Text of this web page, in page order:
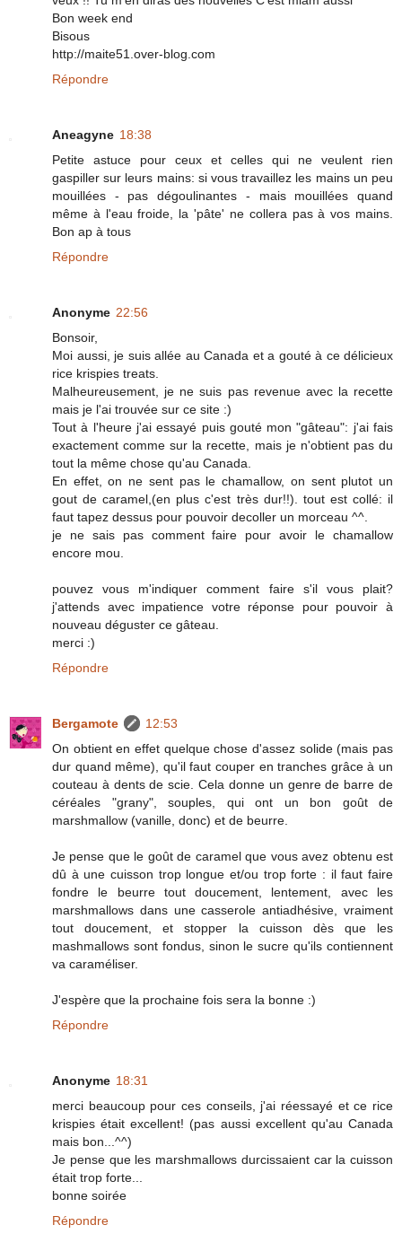
Bon week end
Bisous
http://maite51.over-blog.com
Répondre
Aneagyne 18:38
Petite astuce pour ceux et celles qui ne veulent rien
gaspiller sur leurs mains: si vous travaillez les mains un peu
mouillées - pas dégoulinantes - mais mouillées quand
même à l'eau froide, la 'pâte' ne collera pas à vos mains.
Bon ap à tous
Répondre
Anonyme 22:56
Bonsoir,
Moi aussi, je suis allée au Canada et a gouté à ce délicieux
rice krispies treats.
Malheureusement, je ne suis pas revenue avec la recette
mais je l'ai trouvée sur ce site :)
Tout à l'heure j'ai essayé puis gouté mon "gâteau": j'ai fais
exactement comme sur la recette, mais je n'obtient pas du
tout la même chose qu'au Canada.
En effet, on ne sent pas le chamallow, on sent plutot un
gout de caramel,(en plus c'est très dur!!). tout est collé: il
faut tapez dessus pour pouvoir decoller un morceau ^^.
je ne sais pas comment faire pour avoir le chamallow
encore mou.
pouvez vous m'indiquer comment faire s'il vous plait?
j'attends avec impatience votre réponse pour pouvoir à
nouveau déguster ce gâteau.
merci :)
Répondre
Bergamote
12:53
On obtient en effet quelque chose d'assez solide (mais pas
dur quand même), qu'il faut couper en tranches grâce à un
couteau à dents de scie. Cela donne un genre de barre de
céréales "grany", souples, qui ont un bon goût de
marshmallow (vanille, donc) et de beurre.
Je pense que le goût de caramel que vous avez obtenu est
dû à une cuisson trop longue et/ou trop forte : il faut faire
fondre le beurre tout doucement, lentement, avec les
marshmallows dans une casserole antiadhésive, vraiment
tout doucement, et stopper la cuisson dès que les
mashmallows sont fondus, sinon le sucre qu'ils contiennent
va caraméliser.
J'espère que la prochaine fois sera la bonne :)
Répondre
Anonyme 18:31
merci beaucoup pour ces conseils, j'ai réessayé et ce rice
krispies était excellent! (pas aussi excellent qu'au Canada
mais bon...^^)
Je pense que les marshmallows durcissaient car la cuisson
était trop forte...
bonne soirée
Répondre